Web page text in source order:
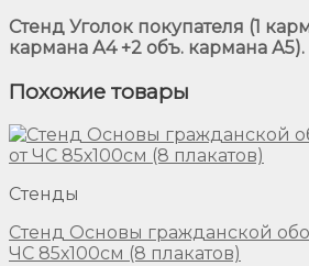
Стенд Уголок покупателя (1
кармана А4 +2 объ. кармана А5).
Похожие товары
Стенды
Стенд Основы гражданской
ЧС 85х100см (8 плакатов)